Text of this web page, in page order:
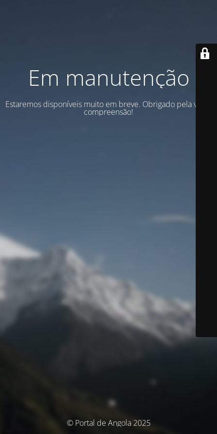
Em manutenção
Estaremos disponíveis muito em breve. Obrigado pela vossa
compreensão!
© Portal de Angola 2025